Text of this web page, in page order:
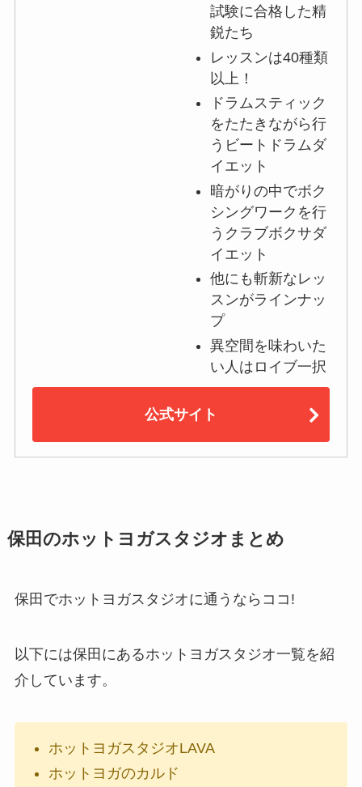
試験に合格した精
鋭たち
レッスンは40種類
以上！
ドラムスティック
をたたきながら行
うビートドラムダ
イエット
暗がりの中でボク
シングワークを行
うクラブボクサダ
イエット
他にも斬新なレッ
スンがラインナッ
プ
異空間を味わいた
い人はロイブ一択
公式サイト
保田のホットヨガスタジオまとめ
保田でホットヨガスタジオに通うならココ!
以下には保田にあるホットヨガスタジオ一覧を紹
介しています。
ホットヨガスタジオLAVA
ホットヨガのカルド